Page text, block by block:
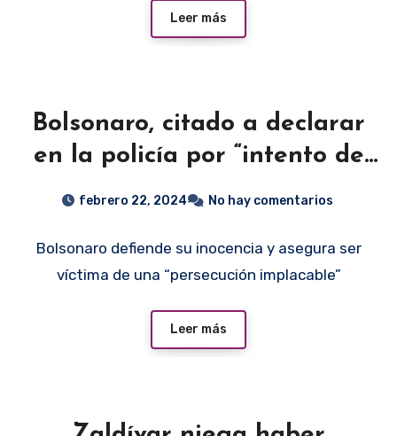
Leer más
Bolsonaro, citado a declarar
en la policía por “intento de
golpe” en Brasil
febrero 22, 2024 No hay comentarios
Bolsonaro defiende su inocencia y asegura ser
víctima de una “persecución implacable”
Leer más